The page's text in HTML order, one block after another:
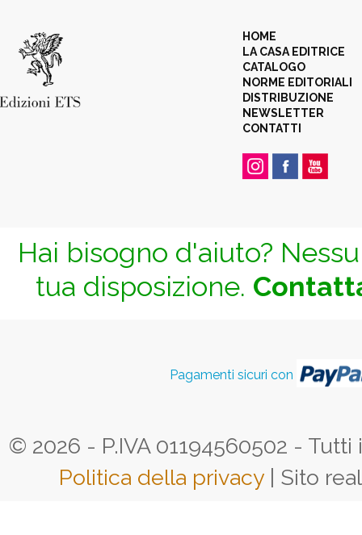
HOME
LA CASA EDITRICE
CATALOGO
NORME EDITORIALI
DISTRIBUZIONE
NEWSLETTER
CONTATTI
Hai bisogno d'aiuto?
tua disposizione.
Pagamenti sicuri con
© 2026 - P.IVA 01194560502 -
Politica della privacy | Sito